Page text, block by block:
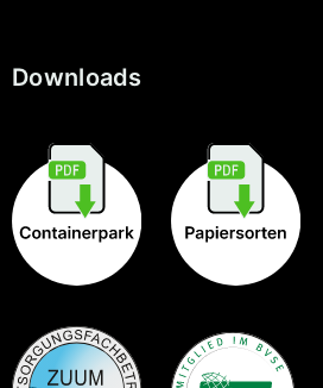
Downloads